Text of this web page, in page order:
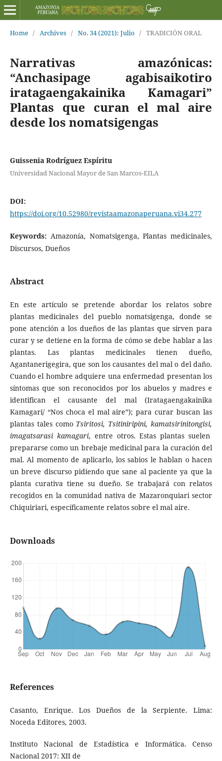
Home / Archives / No. 34 (2021): Julio / TRADICIÓN ORAL
Narrativas amazónicas:
“Anchasipage agabisaikotiro
iratagaengakainika Kamagari”
Plantas que curan el mal aire
desde los nomatsigengas
Guissenia Rodríguez Espíritu
Universidad Nacional Mayor de San Marcos-EILA
DOI:
https://doi.org/10.52980/revistaamazonaperuana.vi34.277
Keywords: Amazonía, Nomatsigenga, Plantas medicinales,
Discursos, Dueños
Abstract
En este artículo se pretende abordar los relatos sobre
plantas medicinales del pueblo nomatsigenga, donde se
pone atención a los dueños de las plantas que sirven para
curar y se detiene en la forma de cómo se debe hablar a las
plantas. Las plantas medicinales tienen dueño,
Agantanerigegira, que son los causantes del mal o del daño.
Cuando el hombre adquiere una enfermedad presentan los
síntomas que son reconocidos por los abuelos y madres e
identifican el causante del mal (Iratagaengakainika
Kamagari/ “Nos choca el mal aire”); para curar buscan las
plantas tales como Tsiritosi, Tsitiniripini, kamatsirinitongisi,
imagatsarasi kamagari, entre otros. Estas plantas suelen
prepararse como un brebaje medicinal para la curación del
mal. Al momento de aplicarlo, los sabios le hablan o hacen
un breve discurso pidiendo que sane al paciente ya que la
planta curativa tiene su dueño. Se trabajará con relatos
recogidos en la comunidad nativa de Mazaronquiari sector
Chiquiriari, específicamente relatos sobre el mal aire.
Downloads
References
Casanto, Enrique. Los Dueños de la Serpiente. Lima:
Noceda Editores, 2003.
Instituto Nacional de Estadística e Informática. Censo
Nacional 2017: XII de